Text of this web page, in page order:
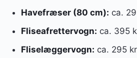
Havefræser (80 cm): ca.
Fliseafrettervogn: ca. 395
Fliselæggervogn: ca. 295